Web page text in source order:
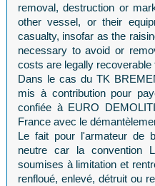
removal, destruction or
other vessel, or their
casualty, insofar as the
necessary to avoid or
costs are legally
Dans le cas du TK
mis à contribution pour
confiée à EURO
France avec le
Le fait pour l'armateur de
neutre car la convention
soumises à limitation et
renfloué, enlevé, détruit ou